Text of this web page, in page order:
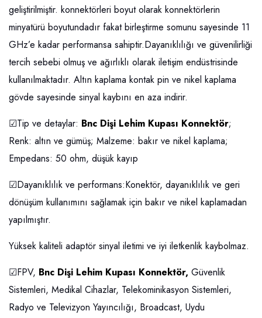
geliştirilmiştir. konnektörleri boyut olarak konnektörlerin
minyatürü boyutundadır fakat birleştirme somunu sayesinde 11
GHz’e kadar performansa sahiptir.Dayanıklılığı ve güvenilirliği
tercih sebebi olmuş ve ağırlıklı olarak iletişim endüstrisinde
kullanılmaktadır. Altın kaplama kontak pin ve nikel kaplama
gövde sayesinde sinyal kaybını en aza indirir.
☑Tip ve detaylar: Bnc Dişi Lehim Kupası Konnektör;
Renk: altın ve gümüş; Malzeme: bakır ve nikel kaplama;
Empedans: 50 ohm, düşük kayıp
☑Dayanıklılık ve performans:Konektör, dayanıklılık ve geri
dönüşüm kullanımını sağlamak için bakır ve nikel kaplamadan
yapılmıştır.
Yüksek kaliteli adaptör sinyal iletimi ve iyi iletkenlik kaybolmaz.
☑FPV, Bnc Dişi Lehim Kupası Konnektör, Güvenlik
Sistemleri, Medikal Cihazlar, Telekominikasyon Sistemleri,
Radyo ve Televizyon Yayıncılığı, Broadcast, Uydu